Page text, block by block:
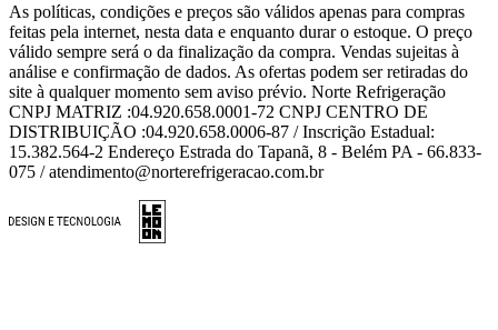
As políticas, condições e preços são válidos apenas para compras
feitas pela internet, nesta data e enquanto durar o estoque. O preço
válido sempre será o da finalização da compra. Vendas sujeitas à
análise e confirmação de dados. As ofertas podem ser retiradas do
site à qualquer momento sem aviso prévio. Norte Refrigeração
CNPJ MATRIZ :04.920.658.0001-72 CNPJ CENTRO DE
DISTRIBUIÇÃO :04.920.658.0006-87 / Inscrição Estadual:
15.382.564-2 Endereço Estrada do Tapanã, 8 - Belém PA - 66.833-
075 / atendimento@norterefrigeracao.com.br